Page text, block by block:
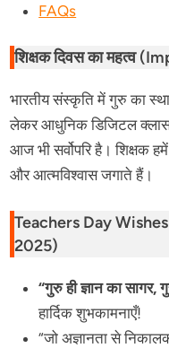
FAQs
शिक्षक दिवस का महत्व
भारतीय संस्कृति में गुरु का
लेकर आधुनिक डिजिटल
आज भी सर्वोपरि है। शिक्षक
और आत्मविश्वास जगाते हैं।
Teachers Day
2025)
“गुरु ही ज्ञान का
हार्दिक शुभकामनाएँ!
“जो अज्ञानता से